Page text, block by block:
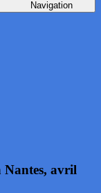
Navigation
avril